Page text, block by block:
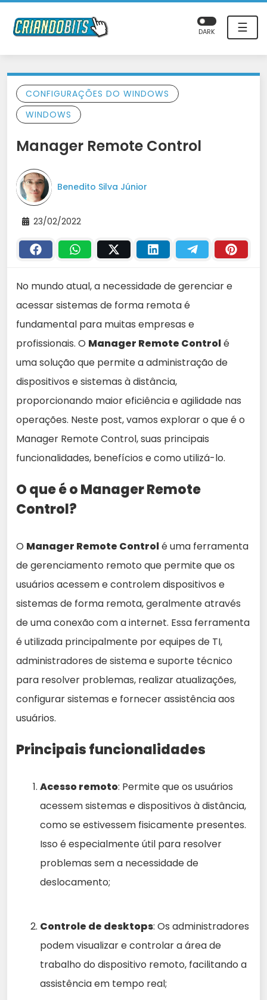
☰
DARK
CONFIGURAÇÕES DO WINDOWS
WINDOWS
Manager Remote Control
Benedito Silva Júnior
23/02/2022
No mundo atual, a necessidade de gerenciar e
acessar sistemas de forma remota é
fundamental para muitas empresas e
profissionais. O Manager Remote Controlé
uma solução que permite a administração de
dispositivos e sistemas à distância,
proporcionando maior eficiência e agilidade nas
operações. Neste post, vamos explorar o que é o
Manager Remote Control, suas principais
funcionalidades, benefícios e como utilizá-lo.
O que é o Manager Remote
Control?
O Manager Remote Controlé uma ferramenta
de gerenciamento remoto que permite que os
usuários acessem e controlem dispositivos e
sistemas de forma remota, geralmente através
de uma conexão com a internet. Essa ferramenta
é utilizada principalmente por equipes de TI,
administradores de sistema e suporte técnico
para resolver problemas, realizar atualizações,
configurar sistemas e fornecer assistência aos
usuários.
Principais funcionalidades
Acesso remoto: Permite que os usuários
acessem sistemas e dispositivos à distância,
como se estivessem fisicamente presentes.
Isso é especialmente útil para resolver
problemas sem a necessidade de
deslocamento;
Controle de desktops: Os administradores
podem visualizar e controlar a área de
trabalho do dispositivo remoto, facilitando a
assistência em tempo real;